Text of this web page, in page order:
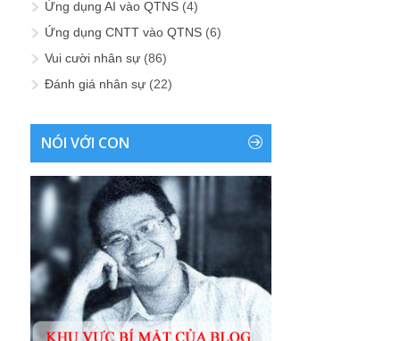
Ứng dụng AI vào QTNS (4)
Ứng dụng CNTT vào QTNS (6)
Vui cười nhân sự (86)
Đánh giá nhân sự (22)
NÓI VỚI CON